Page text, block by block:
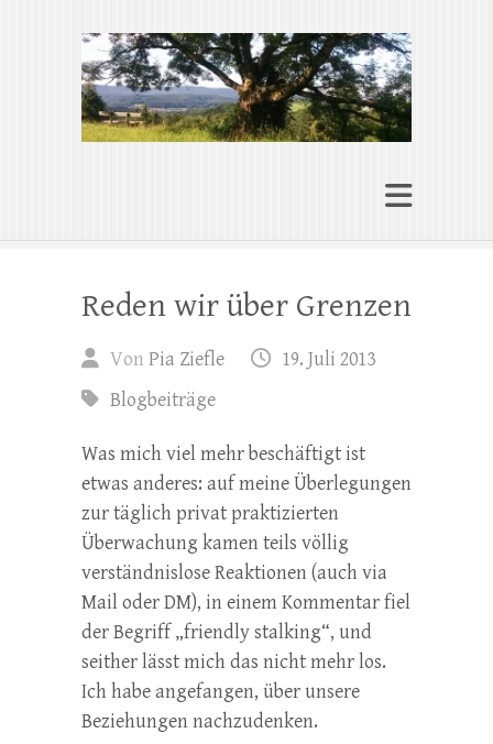
Pia Ziefle | Autorin
„Ohne Wurzeln kann das Herz nicht
Reden wir über Grenzen
Von Pia Ziefle
19. Juli 2013
Blogbeiträge
Was mich viel mehr beschäftigt ist
etwas anderes: auf meine Überlegungen
zur täglich privat praktizierten
Überwachung kamen teils völlig
verständnislose Reaktionen (auch via
Mail oder DM), in einem Kommentar fiel
der Begriff „friendly stalking“, und
seither lässt mich das nicht mehr los.
Ich habe angefangen, über unsere
Beziehungen nachzudenken.